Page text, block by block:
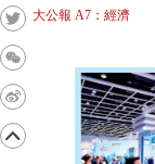
大公報 A7：經濟